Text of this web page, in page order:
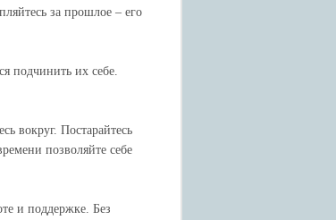
за прошлое – его
подчинить их себе.
вокруг. Постарайтесь
позволяйте себе
и поддержке. Без